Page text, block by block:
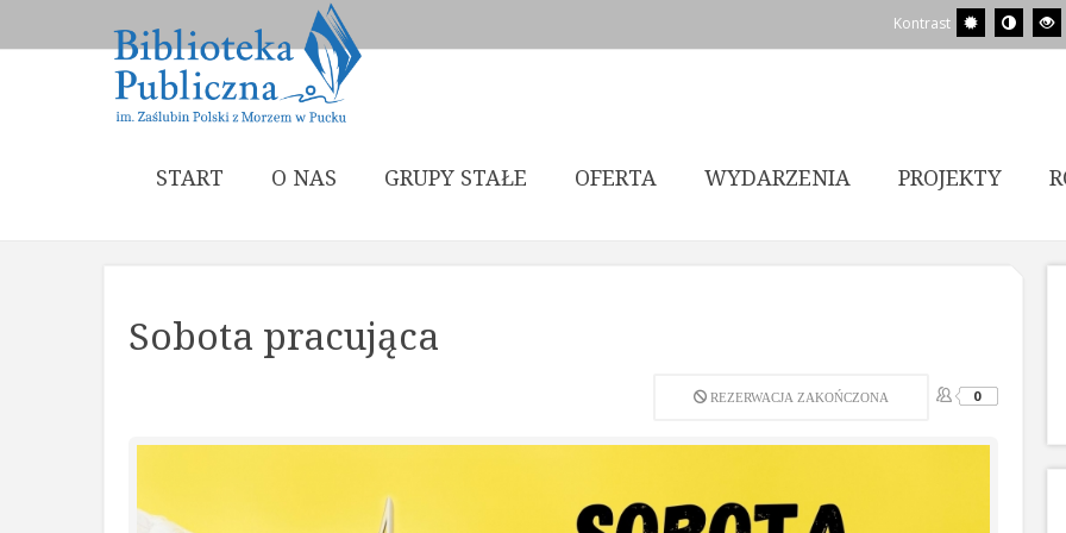
Kontrast
START O NAS GRUPY STAŁE OFERTA WYDARZENIA PROJEKTY
Sobota pracująca
REZERWACJA ZAKOŃCZONA 0